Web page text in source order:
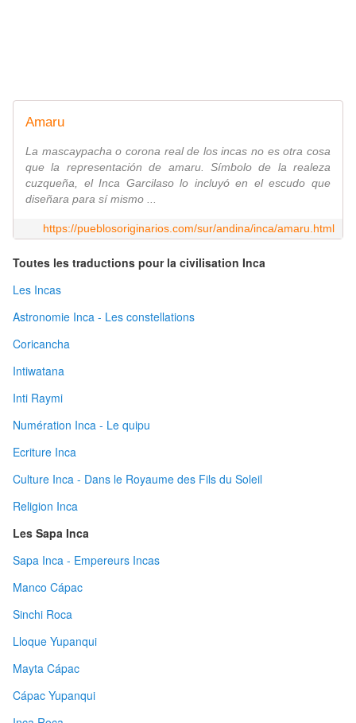
Amaru
La mascaypacha o corona real de los incas no es otra cosa
que la representación de amaru. Símbolo de la realeza
cuzqueña, el Inca Garcilaso lo incluyó en el escudo que
diseñara para sí mismo ...
https://pueblosoriginarios.com/sur/andina/inca/amaru.html
Toutes les traductions pour la civilisation Inca
Les Incas
Astronomie Inca - Les constellations
Coricancha
Intiwatana
Inti Raymi
Numération Inca - Le quipu
Ecriture Inca
Culture Inca - Dans le Royaume des Fils du Soleil
Religion Inca
Les Sapa Inca
Sapa Inca - Empereurs Incas
Manco Cápac
Sinchi Roca
Lloque Yupanqui
Mayta Cápac
Cápac Yupanqui